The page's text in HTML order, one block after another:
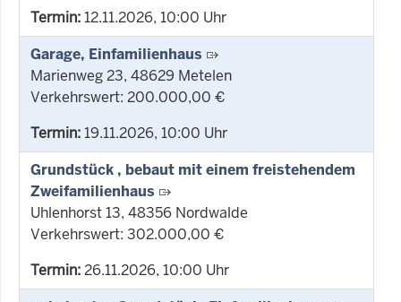
Termin:12.11.2026, 10:00 Uhr
Garage, Einfamilienhaus
Marienweg 23, 48629 Metelen
Verkehrswert: 200.000,00 €
Termin:19.11.2026, 10:00 Uhr
Grundstück , bebaut mit einem freistehendem
Zweifamilienhaus
Uhlenhorst 13, 48356 Nordwalde
Verkehrswert: 302.000,00 €
Termin:26.11.2026, 10:00 Uhr